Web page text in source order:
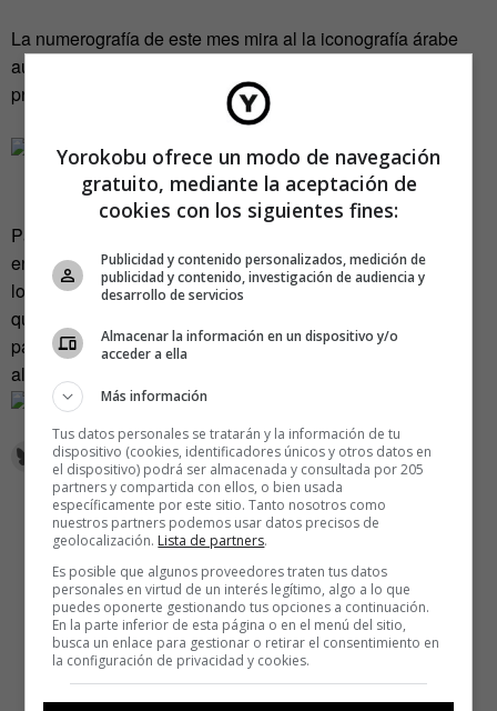
La numerografía de este mes mira al la iconografía árabe
aunque eso, lo analizaremos con más calma en los
próximos días.
Para la portada de este mes,
en esas hierbas que crecen imparables en las grietas, en
los huecos, de ciudades y descampados. Pedazos de vida
que se abren a través de lo inerte que el hombre deja a su
paso. Se fueron a un solar del Penedés y, ya que estaban
allí, aprovecharon para desayunar.
Yorokobu ofrece un modo de navegación
gratuito, mediante la aceptación de
cookies con los siguientes fines:
Publicidad y contenido personalizados, medición de
publicidad y contenido, investigación de audiencia y
desarrollo de servicios
Almacenar la información en un dispositivo y/o
acceder a ella
Más información
Tus datos personales se tratarán y la información de tu
dispositivo (cookies, identificadores únicos y otros datos en
el dispositivo) podrá ser almacenada y consultada por 205
partners y compartida con ellos, o bien usada
específicamente por este sitio. Tanto nosotros como
nuestros partners podemos usar datos precisos de
geolocalización. Lista de partners.
Es posible que algunos proveedores traten tus datos
personales en virtud de un interés legítimo, algo a lo que
puedes oponerte gestionando tus opciones a continuación.
En la parte inferior de esta página o en el menú del sitio,
busca un enlace para gestionar o retirar el consentimiento en
la configuración de privacidad y cookies.